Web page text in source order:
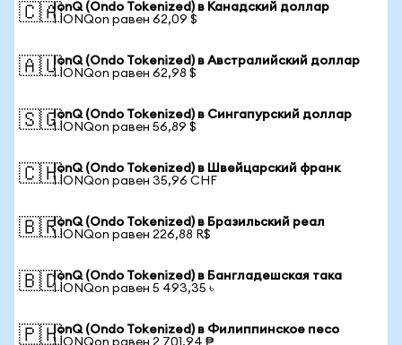
🇨🇦IonQ (Ondo Tokenized) в Канадский доллар
1 IONQon равен 62,09 $
🇦🇺IonQ (Ondo Tokenized) в Австралийский доллар
1 IONQon равен 62,98 $
🇸🇬IonQ (Ondo Tokenized) в Сингапурский доллар
1 IONQon равен 56,89 $
🇨🇭IonQ (Ondo Tokenized) в Швейцарский франк
1 IONQon равен 35,96 CHF
🇧🇷IonQ (Ondo Tokenized) в Бразильский реал
1 IONQon равен 226,88 R$
🇧🇩IonQ (Ondo Tokenized) в Бангладешская така
1 IONQon равен 5 493,35 ৳
🇵🇭IonQ (Ondo Tokenized) в Филиппинское песо
1 IONQon равен 2 701,94 ₱